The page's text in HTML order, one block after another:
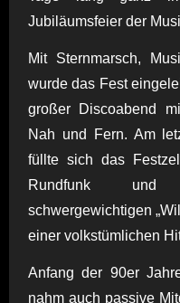
Jubiläumsfeier der
Mit Sternmarsch,
wurde das Fest
großer Discoabend
Nah und Fern. Am
füllte sich das
Rundfunk und
schwergewichtigen
einer volkstümlichen
Anfang der 90er
nahm auch passive